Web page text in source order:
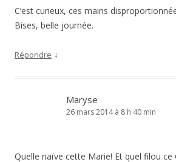
C’est curieux, ces mains
Bises, belle journée.
Répondre ↓
Maryse
26 mars 2014 à 8 h 40 min
Quelle naïve cette Marie! Et quel filou ce